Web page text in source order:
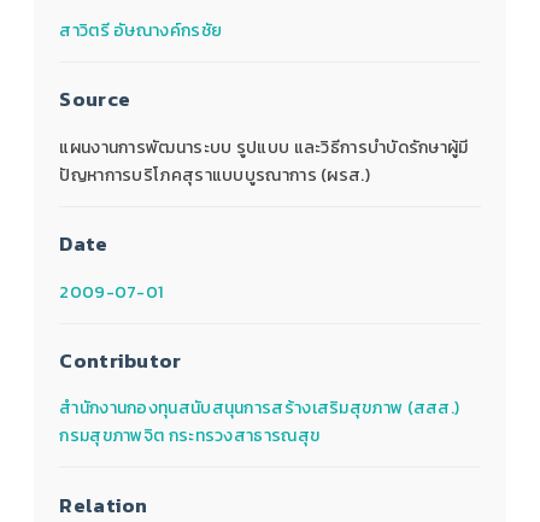
สาวิตรี อัษณางค์กรชัย
Source
แผนงานการพัฒนาระบบ รูปแบบ และวิธีการบำบัดรักษาผู้มี
ปัญหาการบริโภคสุราแบบบูรณาการ (ผรส.)
Date
2009-07-01
Contributor
สำนักงานกองทุนสนับสนุนการสร้างเสริมสุขภาพ (สสส.)
กรมสุขภาพจิต กระทรวงสาธารณสุข
Relation